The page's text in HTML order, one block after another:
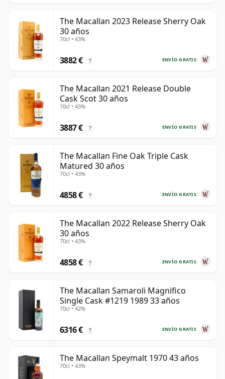
The Macallan 2023 Release Sherry Oak
30 años
70cl • 43%
ENVÍO GRATIS
3882 € ?
The Macallan 2021 Release Double
Cask Scot 30 años
70cl • 43%
ENVÍO GRATIS
3887 € ?
The Macallan Fine Oak Triple Cask
Matured 30 años
70cl • 43%
ENVÍO GRATIS
4858 € ?
The Macallan 2022 Release Sherry Oak
30 años
70cl • 43%
ENVÍO GRATIS
4858 € ?
The Macallan Samaroli Magnifico
Single Cask #1219 1989 33 años
70cl • 42%
ENVÍO GRATIS
6316 € ?
The Macallan Speymalt 1970 43 años
70cl • 43%